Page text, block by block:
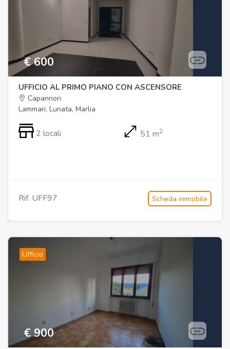
€ 600
UFFICIO AL PRIMO PIANO CON ASCENSORE
Capannori
Lammari, Lunata, Marlia
2 locali 51 m2
Rif. UFF97 Scheda immobile
Ufficio
€ 900